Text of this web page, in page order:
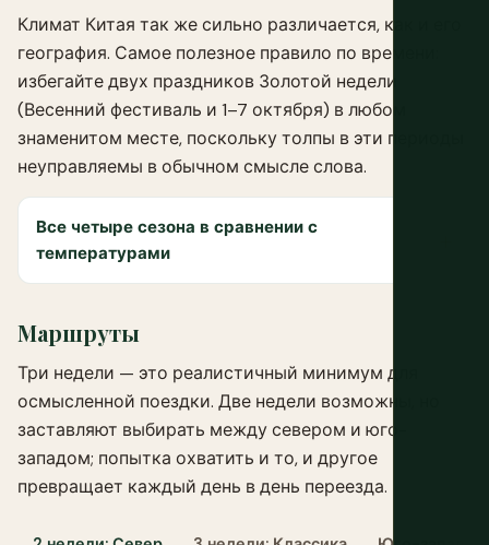
Климат Китая так же сильно различается, как и его
география. Самое полезное правило по времени:
избегайте двух праздников Золотой недели
(Весенний фестиваль и 1–7 октября) в любом
знаменитом месте, поскольку толпы в эти периоды
неуправляемы в обычном смысле слова.
Все четыре сезона в сравнении с
температурами
Маршруты
Три недели — это реалистичный минимум для
осмысленной поездки. Две недели возможны, но
заставляют выбирать между севером и юго-
западом; попытка охватить и то, и другое
превращает каждый день в день переезда.